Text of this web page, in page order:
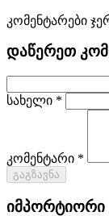
კომენტარები
დაწერეთ
სახელი *
კომენტარი *
გაგზავნა